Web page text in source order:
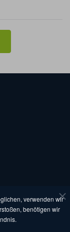
verwenden wir
benötigen wir